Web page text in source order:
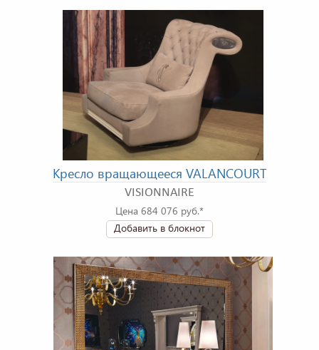
Кресло вращающееся VALANCOURT
VISIONNAIRE
Цена 684 076 руб.*
Добавить в блокнот